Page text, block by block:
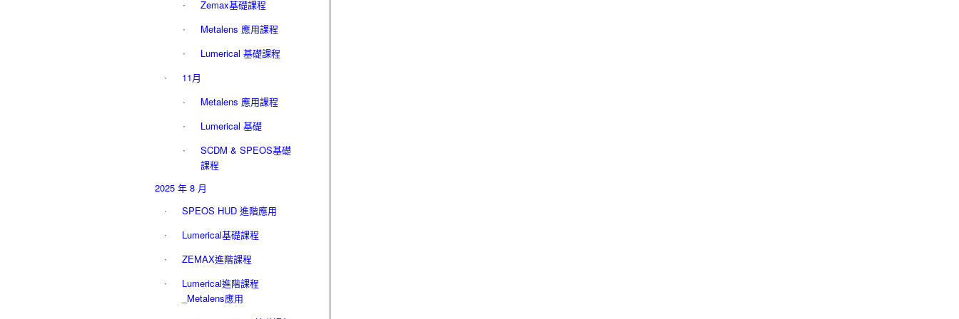
Zemax基礎課程
Metalens 應用課程
Lumerical 基礎課程
11月
Metalens 應用課程
Lumerical 基礎
SCDM & SPEOS基礎
課程
2025 年 8 月
SPEOS HUD 進階應用
Lumerical基礎課程
ZEMAX進階課程
Lumerical進階課程
_Metalens應用